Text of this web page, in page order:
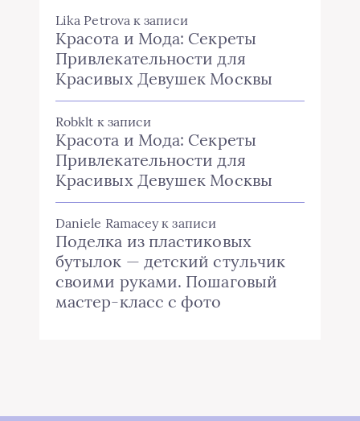
Lika Petrova к записи
Красота и Мода: Секреты
Привлекательности для
Красивых Девушек Москвы
Robklt к записи
Красота и Мода: Секреты
Привлекательности для
Красивых Девушек Москвы
Daniele Ramaceyк записи
Поделка из пластиковых
бутылок — детский стульчик
своими руками. Пошаговый
мастер-класс с фото